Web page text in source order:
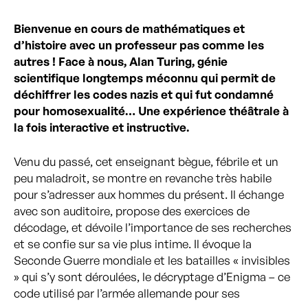
Bienvenue en cours de mathématiques et
d’histoire avec un professeur pas comme les
autres ! Face à nous, Alan Turing, génie
scientifique longtemps méconnu qui permit de
déchiffrer les codes nazis et qui fut condamné
pour homosexualité… Une expérience théâtrale à
la fois interactive et instructive.
Venu du passé, cet enseignant bègue, fébrile et un
peu maladroit, se montre en revanche très habile
pour s’adresser aux hommes du présent. Il échange
avec son auditoire, propose des exercices de
décodage, et dévoile l’importance de ses recherches
et se confie sur sa vie plus intime. Il évoque la
Seconde Guerre mondiale et les batailles « invisibles
» qui s’y sont déroulées, le décryptage d’Enigma – ce
code utilisé par l’armée allemande pour ses